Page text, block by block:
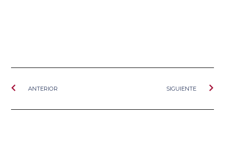
ANTERIOR SIGUIENTE